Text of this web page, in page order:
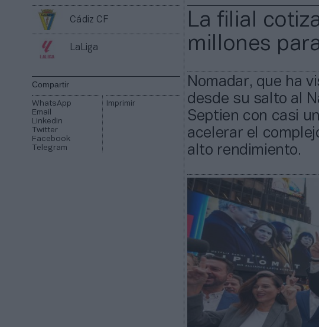
Cádiz CF
LaLiga
Compartir
WhatsApp
Email
Linkedin
Twitter
Facebook
Telegram
Imprimir
La filial
millones
Nomadar, que ha
desde su salto al
Septien con casi
acelerar el
alto rendimiento.